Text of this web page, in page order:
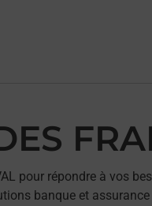
pour répondre à vos
banque et